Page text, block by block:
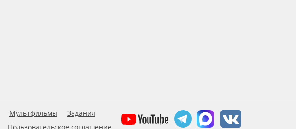
Мультфильмы
Задания
Пользовательское соглашение